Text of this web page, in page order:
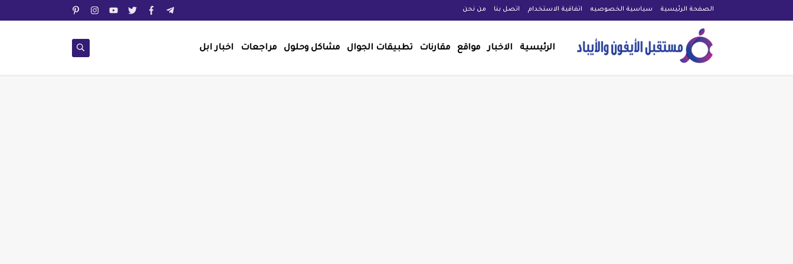
الصفحة الرئيسية سياسية الخصوصيه اتفاقية الاستخدام اتصل بنا من نحن
الرئيسية الاخبار مواقع مقارنات تطبيقات الجوال مشاكل وحلول مراجعات اخبار ابل